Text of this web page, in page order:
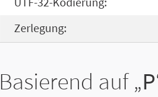
Zerlegung:
Basierend auf „P